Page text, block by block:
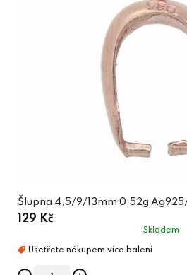
Šlupna 4,5/9/13mm 0,52g Ag925/
129 Kč
Skladem